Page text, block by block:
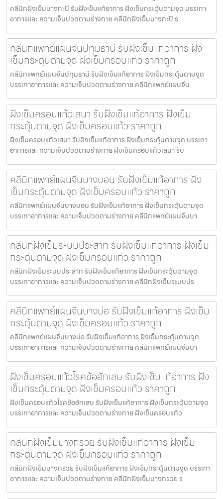
คลีนิกฝังเข็มบางกะปิ รับฝังเข็มแก้อาการ ฝังเข็มกระตุ้นตามจุด บรรเทา
อาการและ ความเจ็บปวดตามร่างกาย คลีนิกฝังเข็มบางกะปิ ร
คลีนิกแพทย์แผนจีนปทุมธานี รับฝังเข็มแก้อาการ ฝัง
เข็มกระตุ้นตามจุด ฝังเข็มครอบแก้ว ราคาถูก
คลีนิกแพทย์แผนจีนปทุมธานี รับฝังเข็มแก้อาการ ฝังเข็มกระตุ้นตามจุด
บรรเทาอาการและ ความเจ็บปวดตามร่างกาย คลีนิกแพทย์แผนจีน
ฝังเข็มครอบแก้วเสนา รับฝังเข็มแก้อาการ ฝังเข็ม
กระตุ้นตามจุด ฝังเข็มครอบแก้ว ราคาถูก
ฝังเข็มครอบแก้วเสนา รับฝังเข็มแก้อาการ ฝังเข็มกระตุ้นตามจุด บรรเทา
อาการและ ความเจ็บปวดตามร่างกาย ฝังเข็มครอบแก้วเสนา รับ
คลีนิกแพทย์แผนจีนบางบอน รับฝังเข็มแก้อาการ ฝัง
เข็มกระตุ้นตามจุด ฝังเข็มครอบแก้ว ราคาถูก
คลีนิกแพทย์แผนจีนบางบอน รับฝังเข็มแก้อาการ ฝังเข็มกระตุ้นตามจุด
บรรเทาอาการและ ความเจ็บปวดตามร่างกาย คลีนิกแพทย์แผนจีนบา
คลีนิกฝังเข็มระบบประสาท รับฝังเข็มแก้อาการ ฝังเข็ม
กระตุ้นตามจุด ฝังเข็มครอบแก้ว ราคาถูก
คลีนิกฝังเข็มระบบประสาท รับฝังเข็มแก้อาการ ฝังเข็มกระตุ้นตามจุด
บรรเทาอาการและ ความเจ็บปวดตามร่างกาย คลีนิกฝังเข็มระบบปร
คลีนิกแพทย์แผนจีนบางบ่อ รับฝังเข็มแก้อาการ ฝังเข็ม
กระตุ้นตามจุด ฝังเข็มครอบแก้ว ราคาถูก
คลีนิกแพทย์แผนจีนบางบ่อ รับฝังเข็มแก้อาการ ฝังเข็มกระตุ้นตามจุด
บรรเทาอาการและ ความเจ็บปวดตามร่างกาย คลีนิกแพทย์แผนจีนบา
ฝังเข็มครอบแก้วโรคข้ออักเสบ รับฝังเข็มแก้อาการ ฝัง
เข็มกระตุ้นตามจุด ฝังเข็มครอบแก้ว ราคาถูก
ฝังเข็มครอบแก้วโรคข้ออักเสบ รับฝังเข็มแก้อาการ ฝังเข็มกระตุ้นตามจุด
บรรเทาอาการและ ความเจ็บปวดตามร่างกาย ฝังเข็มครอบแก้ว
คลีนิกฝังเข็มบางกรวย รับฝังเข็มแก้อาการ ฝังเข็ม
กระตุ้นตามจุด ฝังเข็มครอบแก้ว ราคาถูก
คลีนิกฝังเข็มบางกรวย รับฝังเข็มแก้อาการ ฝังเข็มกระตุ้นตามจุด บรรเทา
อาการและ ความเจ็บปวดตามร่างกาย คลีนิกฝังเข็มบางกรวย ร